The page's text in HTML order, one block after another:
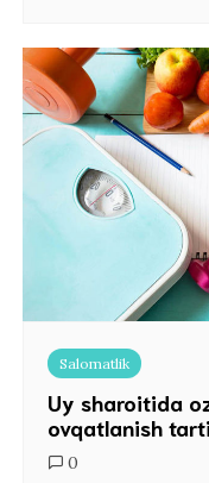
Salomatlik
Uy sharoitida
ovqatlanish
0